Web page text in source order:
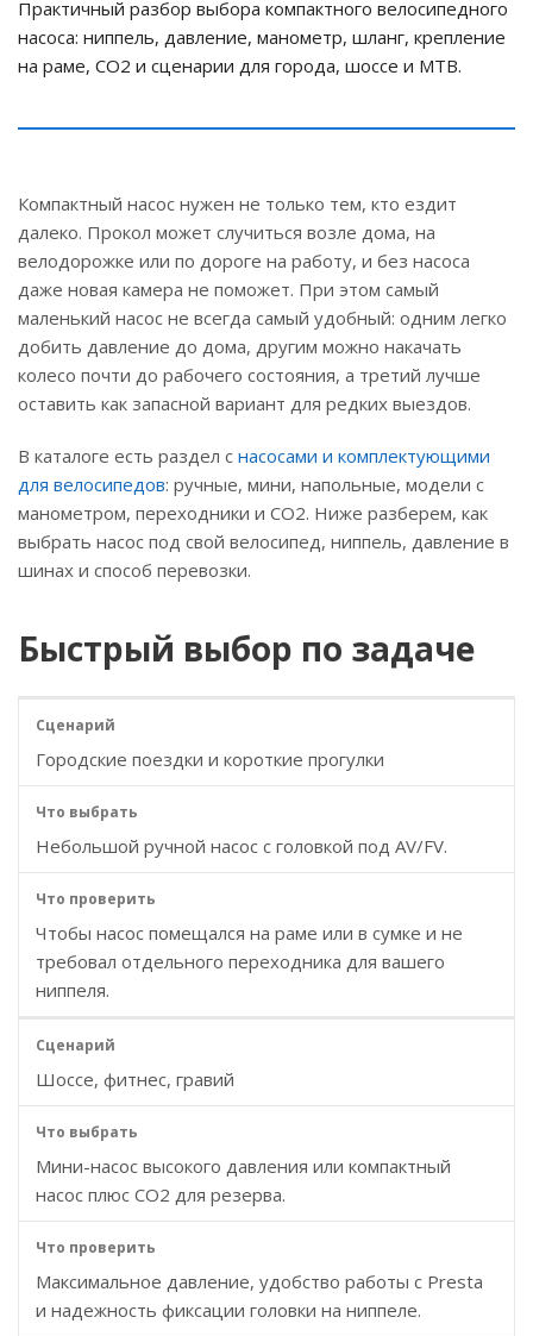
Практичный разбор выбора компактного велосипедного
насоса: ниппель, давление, манометр, шланг, крепление
на раме, CO2 и сценарии для города, шоссе и MTB.
Компактный насос нужен не только тем, кто ездит
далеко. Прокол может случиться возле дома, на
велодорожке или по дороге на работу, и без насоса
даже новая камера не поможет. При этом самый
маленький насос не всегда самый удобный: одним легко
добить давление до дома, другим можно накачать
колесо почти до рабочего состояния, а третий лучше
оставить как запасной вариант для редких выездов.
В каталоге есть раздел с насосами и комплектующими
для велосипедов: ручные, мини, напольные, модели с
манометром, переходники и CO2. Ниже разберем, как
выбрать насос под свой велосипед, ниппель, давление в
шинах и способ перевозки.
Быстрый выбор по задаче
Городские поездки и короткие прогулки
Небольшой ручной насос с головкой под AV/FV.
Чтобы насос помещался на раме или в сумке и не
требовал отдельного переходника для вашего
ниппеля.
Шоссе, фитнес, гравий
Мини-насос высокого давления или компактный
насос плюс CO2 для резерва.
Максимальное давление, удобство работы с Presta
и надежность фиксации головки на ниппеле.